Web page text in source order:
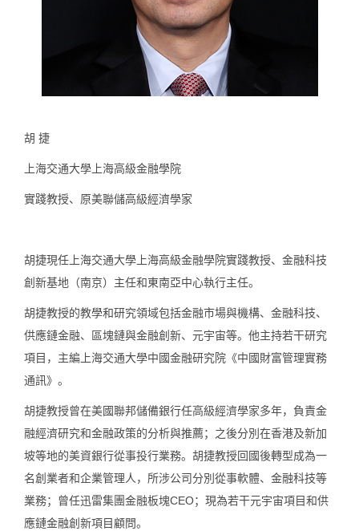
胡 捷
上海交通大學上海高級金融學院
實踐教授、原美聯儲高級經濟學家
胡捷現任上海交通大學上海高級金融學院實踐教授、金融科技
創新基地（南京）主任和東南亞中心執行主任。
胡捷教授的教學和研究領域包括金融市場與機構、金融科技、
供應鏈金融、區塊鏈與金融創新、元宇宙等。他主持若干研究
項目，主編上海交通大學中國金融研究院《中國財富管理實務
通訊》。
胡捷教授曾在美國聯邦儲備銀行任高級經濟學家多年，負責金
融經濟研究和金融政策的分析與推薦；之後分別在香港及新加
坡等地的美資銀行從事投行業務。胡捷教授回國後轉型成為一
名創業者和企業管理人，所涉公司分別從事軟體、金融科技等
業務；曾任迅雷集團金融板塊CEO；現為若干元宇宙項目和供
應鏈金融創新項目顧問。